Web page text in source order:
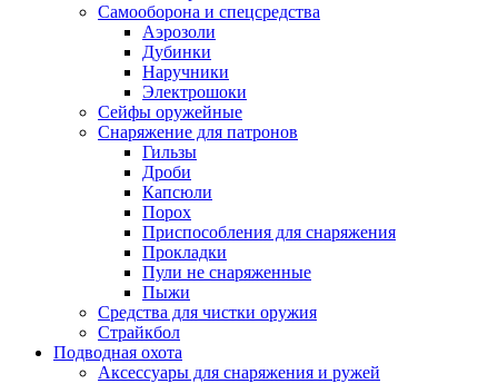
Самооборона и спецсредства
Аэрозоли
Дубинки
Наручники
Электрошоки
Сейфы оружейные
Снаряжение для патронов
Гильзы
Дроби
Капсюли
Порох
Приспособления для снаряжения
Прокладки
Пули не снаряженные
Пыжи
Средства для чистки оружия
Страйкбол
Подводная охота
Аксессуары для снаряжения и ружей